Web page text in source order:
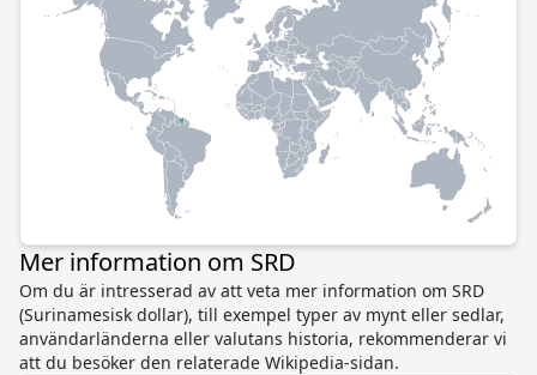
Mer information om SRD
Om du är intresserad av att veta mer information om SRD
(Surinamesisk dollar), till exempel typer av mynt eller sedlar,
användarländerna eller valutans historia, rekommenderar vi
att du besöker den relaterade Wikipedia-sidan.